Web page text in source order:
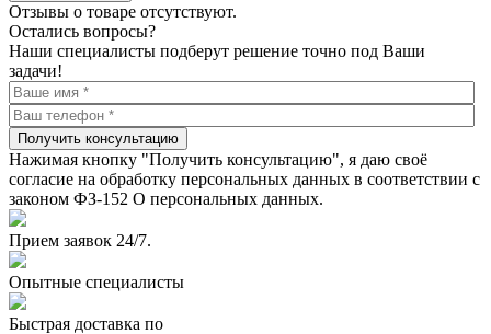
Отзывы о товаре отсутствуют.
Остались вопросы?
Наши специалисты подберут решение точно под Ваши
задачи!
Получить консультацию
Нажимая кнопку "Получить консультацию", я даю своё
согласие на обработку персональных данных в соответствии с
законом ФЗ-152 О персональных данных.
Прием заявок 24/7.
Опытные специалисты
Быстрая доставка по